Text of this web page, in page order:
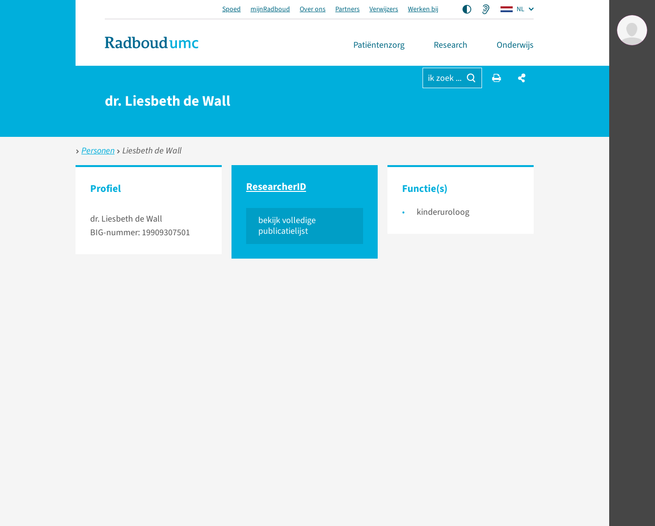
Spoed mijnRadboud Over ons Partners Verwijzers Werken bij NL
Patiëntenzorg Research Onderwijs
ik zoek ...
dr. Liesbeth de Wall
Personen Liesbeth de Wall
Profiel
dr. Liesbeth de Wall
BIG-nummer: 19909307501
ResearcherID
bekijk volledige
publicatielijst
Functie(s)
kinderuroloog